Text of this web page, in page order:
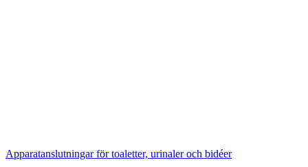
Apparatanslutningar för toaletter, urinaler och bidéer